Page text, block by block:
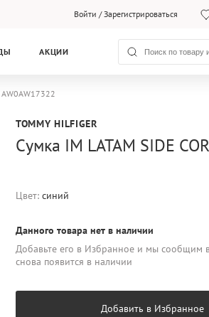
Войти /Зарегистрироваться
АКЦИИ
AW0AW17322
TOMMY HILFIGER
Сумка IM LATAM SIDE
Цвет: синий
Данного товара нет в наличии
Добавьте его в Избранное и мы сообщим
снова появится в наличии
Добавить в Избранное